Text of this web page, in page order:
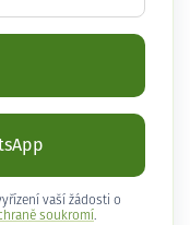
vaší žádosti o
soukromí .